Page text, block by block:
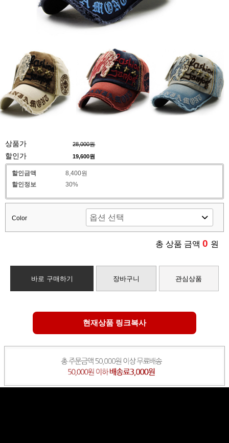
상품가 28,000원
할인가 19,600원
할인금액
8,400원
할인정보
30%
Color
총 상품 금액 0 원
바로 구매하기 장바구니 관심상품
현재상품 링크복사